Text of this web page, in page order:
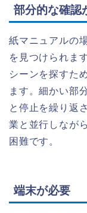
部分的な確認
紙マニュアルの
を見つけられま
シーンを探すた
ます。細かい部
と停止を繰り返
業と並行しなが
困難です。
端末が必要